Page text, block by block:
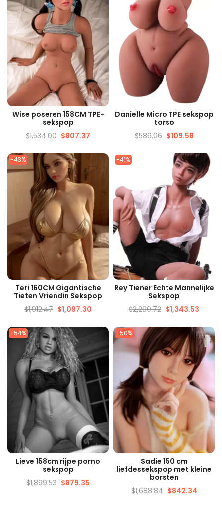
SNELLE WEERGAVE
Wise poseren 158CM TPE-
sekspop
$1,534.00 $807.37
SNELLE WEERGAVE
Danielle Micro TPE sekspop
torso
$586.06 $109.58
-43%
SNELLE WEERGAVE
Teri 160CM Gigantische
Tieten Vriendin Sekspop
$1,912.47 $1,097.30
-41%
SNELLE WEERGAVE
Rey Tiener Echte Mannelijke
Sekspop
$2,290.72 $1,343.53
-54%
SNELLE WEERGAVE
Lieve 158cm rijpe porno
sekspop
$1,899.53 $879.35
-50%
SNELLE WEERGAVE
Sadie 150 cm
liefdessekspop met kleine
borsten
$1,688.84 $842.34